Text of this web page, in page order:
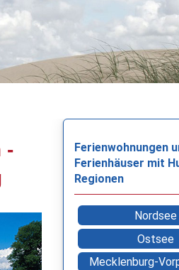
-
Ferienwohnungen
Ferienhäuser mit
Regionen
Nordsee
Ostsee
Mecklenburg-